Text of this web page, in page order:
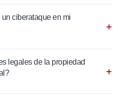
ciberataque en mi
legales de la propiedad